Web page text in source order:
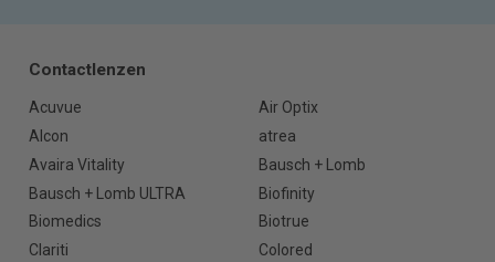
Contactlenzen
Acuvue
Air Optix
Alcon
atrea
Avaira Vitality
Bausch + Lomb
Bausch + Lomb ULTRA
Biofinity
Biomedics
Biotrue
Clariti
Colored